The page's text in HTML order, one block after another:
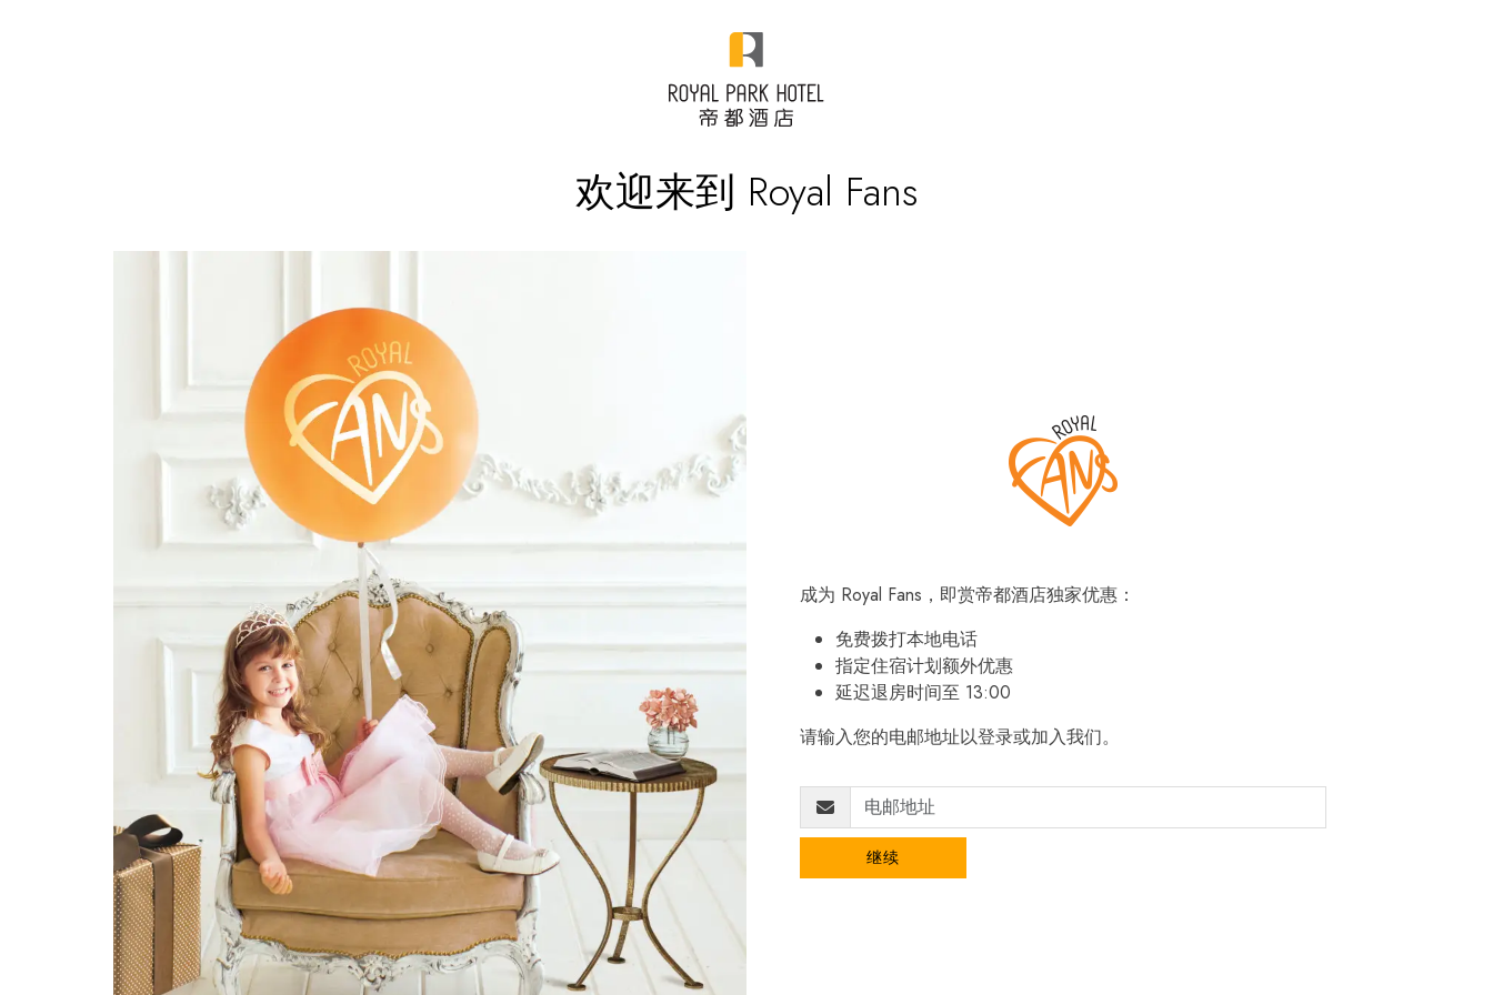
欢迎来到 Royal Fans
成为 Royal Fans，即赏帝都酒店独家优惠：
免费拨打本地电话
指定住宿计划额外优惠
延迟退房时间至 13:00
请输入您的电邮地址以登录或加入我们。
继续